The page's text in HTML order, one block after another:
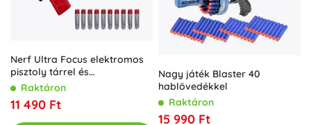
Nerf Ultra Focus elektromos
pisztoly tárrel és
hablövedékekkel
Raktáron
11 490 Ft
Nagy játék Blaster 40
hablövedékkel
Raktáron
15 990 Ft